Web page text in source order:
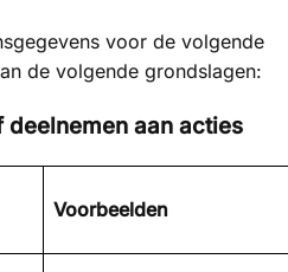
voor de volgende
de volgende grondslagen:
deelnemen aan acties
Voorbeelden